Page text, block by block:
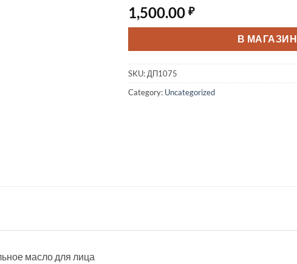
1,500.00 ₽
В МАГАЗИН
SKU: ДП1075
Category: Uncategorized
масло для лица